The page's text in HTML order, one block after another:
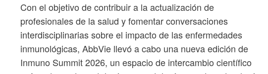
Con el objetivo de contribuir a la actualización de
profesionales de la salud y fomentar conversaciones
interdisciplinarias sobre el impacto de las enfermedades
inmunológicas, AbbVie llevó a cabo una nueva edición de
Inmuno Summit 2026, un espacio de intercambio científico